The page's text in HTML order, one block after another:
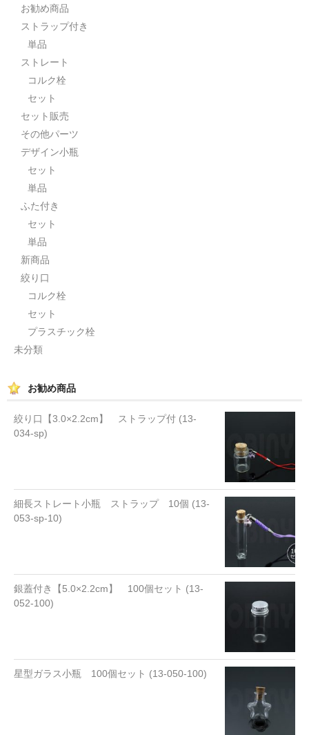
お勧め商品
ストラップ付き
単品
ストレート
コルク栓
セット
セット販売
その他パーツ
デザイン小瓶
セット
単品
ふた付き
セット
単品
新商品
絞り口
コルク栓
セット
プラスチック栓
未分類
お勧め商品
絞り口【3.0×2.2cm】 ストラップ付 (13-
034-sp)
細長ストレート小瓶 ストラップ 10個 (13-
053-sp-10)
銀蓋付き【5.0×2.2cm】 100個セット (13-
052-100)
星型ガラス小瓶 100個セット (13-050-100)